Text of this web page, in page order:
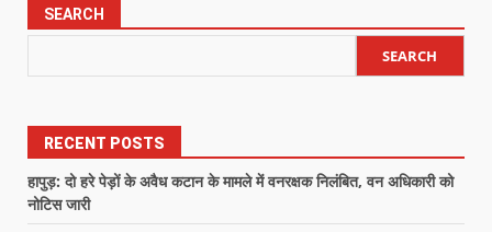
SEARCH
SEARCH
RECENT POSTS
हापुड़: दो हरे पेड़ों के अवैध कटान के मामले में वनरक्षक निलंबित, वन अधिकारी को
नोटिस जारी